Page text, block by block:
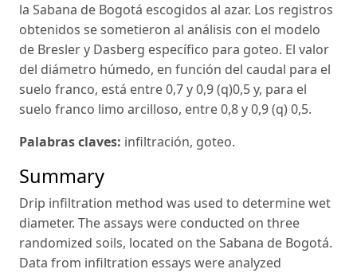
la Sabana de Bogotá escogidos al azar. Los registros
obtenidos se sometieron al análisis con el modelo
de Bresler y Dasberg específico para goteo. El valor
del diámetro húmedo, en función del caudal para el
suelo franco, está entre 0,7 y 0,9 (q)0,5 y, para el
suelo franco limo arcilloso, entre 0,8 y 0,9 (q) 0,5.
Palabras claves: infiltración, goteo.
Summary
Drip infiltration method was used to determine wet
diameter. The assays were conducted on three
randomized soils, located on the Sabana de Bogotá.
Data from infiltration essays were analyzed